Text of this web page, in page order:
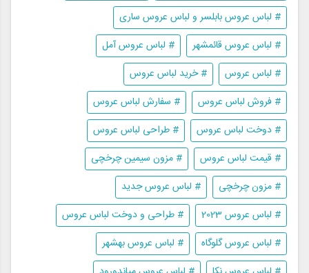
# لباس عروس بابلسر و لباس عروس ساری
# لباس عروس قائمشهر
# لباس عروس آمل
# لباس عروس
# خرید لباس عروس
# فروش لباس عروس
# سفارش لباس عروس
# دوخت لباس عروس
# طراحی لباس عروس
# قیمت لباس عروس
# مزون سیمین چرخچی
# مزون چرخچی
# لباس عروس جدید
# لباس عروس 2023
# طراحی و دوخت لباس عروس
# لباس عروس گلوگاه
# لباس عروس بهشهر